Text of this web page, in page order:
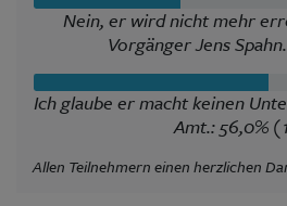
Nein, er wird nicht mehr
Vorgänger Jens
Ich glaube er macht keinen
Amt.: 56,0%
Allen Teilnehmern einen herzlichen